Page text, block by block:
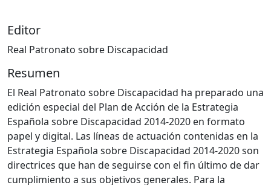
Editor
Real Patronato sobre Discapacidad
Resumen
El Real Patronato sobre Discapacidad ha preparado una
edición especial del Plan de Acción de la Estrategia
Española sobre Discapacidad 2014-2020 en formato
papel y digital. Las líneas de actuación contenidas en la
Estrategia Española sobre Discapacidad 2014-2020 son
directrices que han de seguirse con el fin último de dar
cumplimiento a sus objetivos generales. Para la